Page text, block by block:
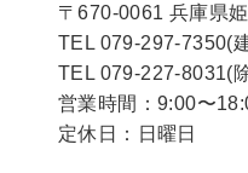
〒670-0061 兵庫県
TEL 079-297-7350(
TEL 079-227-8031(
営業時間：9:00〜
定休日：日曜日